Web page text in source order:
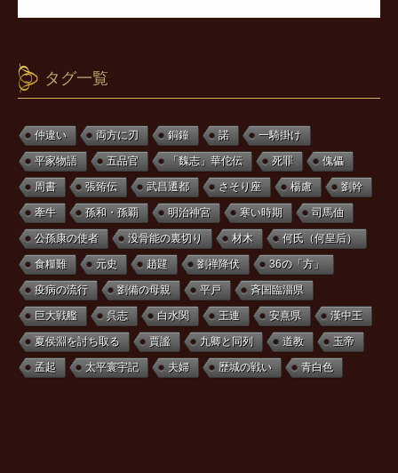
タグ一覧
仲違い 両方に刃 銅鐘 諾 一騎掛け
平家物語 五品官 「魏志」華佗伝 死罪 傀儡
周書 張臶伝 武昌遷都 さそり座 楊慮 劉幹
牽牛 孫和・孫覇 明治神宮 寒い時期 司馬伷
公孫康の使者 没骨能の裏切り 材木 何氏（何皇后）
食糧難 元史 趙韙 劉禅降伏 36の「方」
疫病の流行 劉備の母親 平戸 斉国臨淄県
巨大戦艦 呉志 白水関 王連 安熹県 漢中王
夏侯淵を討ち取る 賈謐 九卿と同列 道教 玉帝
孟起 太平寰宇記 夫婦 歴城の戦い 青白色